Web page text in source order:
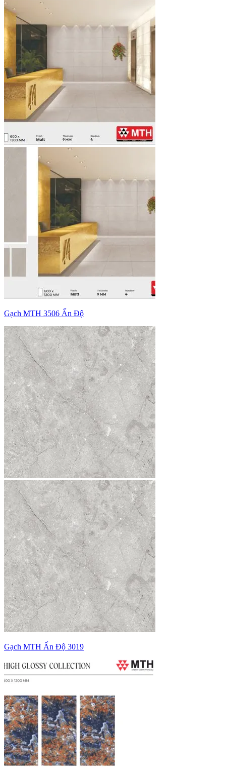
Gạch MTH 3506 Ấn Độ
Gạch MTH Ấn Độ 3019